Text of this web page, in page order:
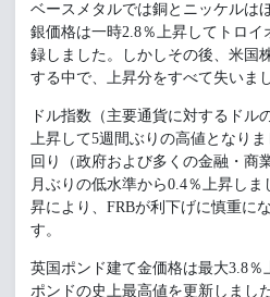
ベースメタルでは銅とニッケルは
銀価格は一時2.8％上昇してトロイ
録しました。しかしその後、米国
する中で、上昇分をすべて失いま
ドル指数（主要通貨に対するドル
上昇して5週間ぶりの高値となり
回り（政府および多くの金融・商
月ぶりの低水準から0.4％上昇し
昇により、FRBが利下げに慎重に
す。
英国ポンド建て金価格は最大3.8％
ポンドの史上最高値を更新しまし